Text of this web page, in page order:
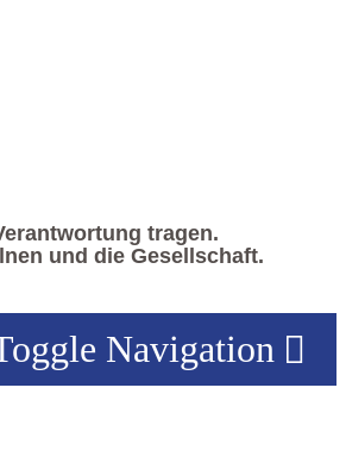
tragen.
und die Gesellschaft.
Navigation